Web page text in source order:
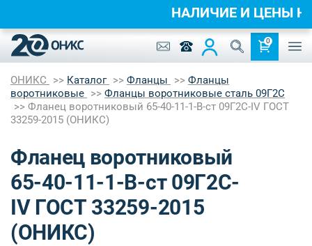
0
ОНИКС Каталог Фланцы
Фланцы
воротниковые
Фланцы воротниковые сталь 09Г2С
Фланец воротниковый 65-40-11-1-B-ст 09Г2С-IV ГОСТ
33259-2015 (ОНИКС)
Фланец воротниковый
65-40-11-1-B-ст 09Г2С-
IV ГОСТ 33259-2015
(ОНИКС)
НАЛИЧИЕ И